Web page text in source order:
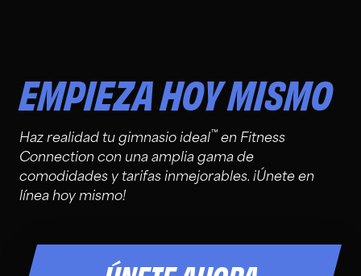
EMPIEZA HOY MISMO
Haz realidad tu gimnasio ideal™ en Fitness
Connection con una amplia gama de
comodidades y tarifas inmejorables. ¡Únete en
línea hoy mismo!